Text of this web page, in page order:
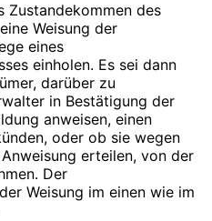
Zustandekommen des
Weisung der
eines
einholen. Es sei dann
darüber zu
in Bestätigung der
anweisen, einen
oder ob sie wegen
erteilen, von der
Der
Weisung im einen wie im